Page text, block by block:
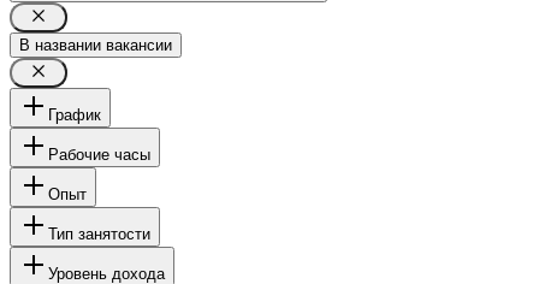
В названии вакансии
График
Рабочие часы
Опыт
Тип занятости
Уровень дохода